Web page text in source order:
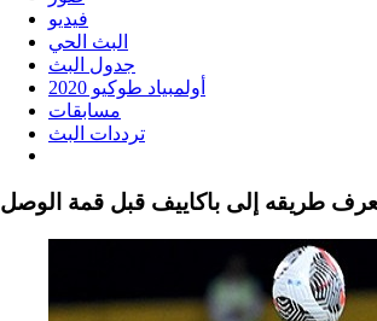
فيديو
البث الحي
جدول البث
أولمبياد طوكيو 2020
مسابقات
ترددات البث
يعرف طريقه إلى باكاييف قبل قمة الوصل